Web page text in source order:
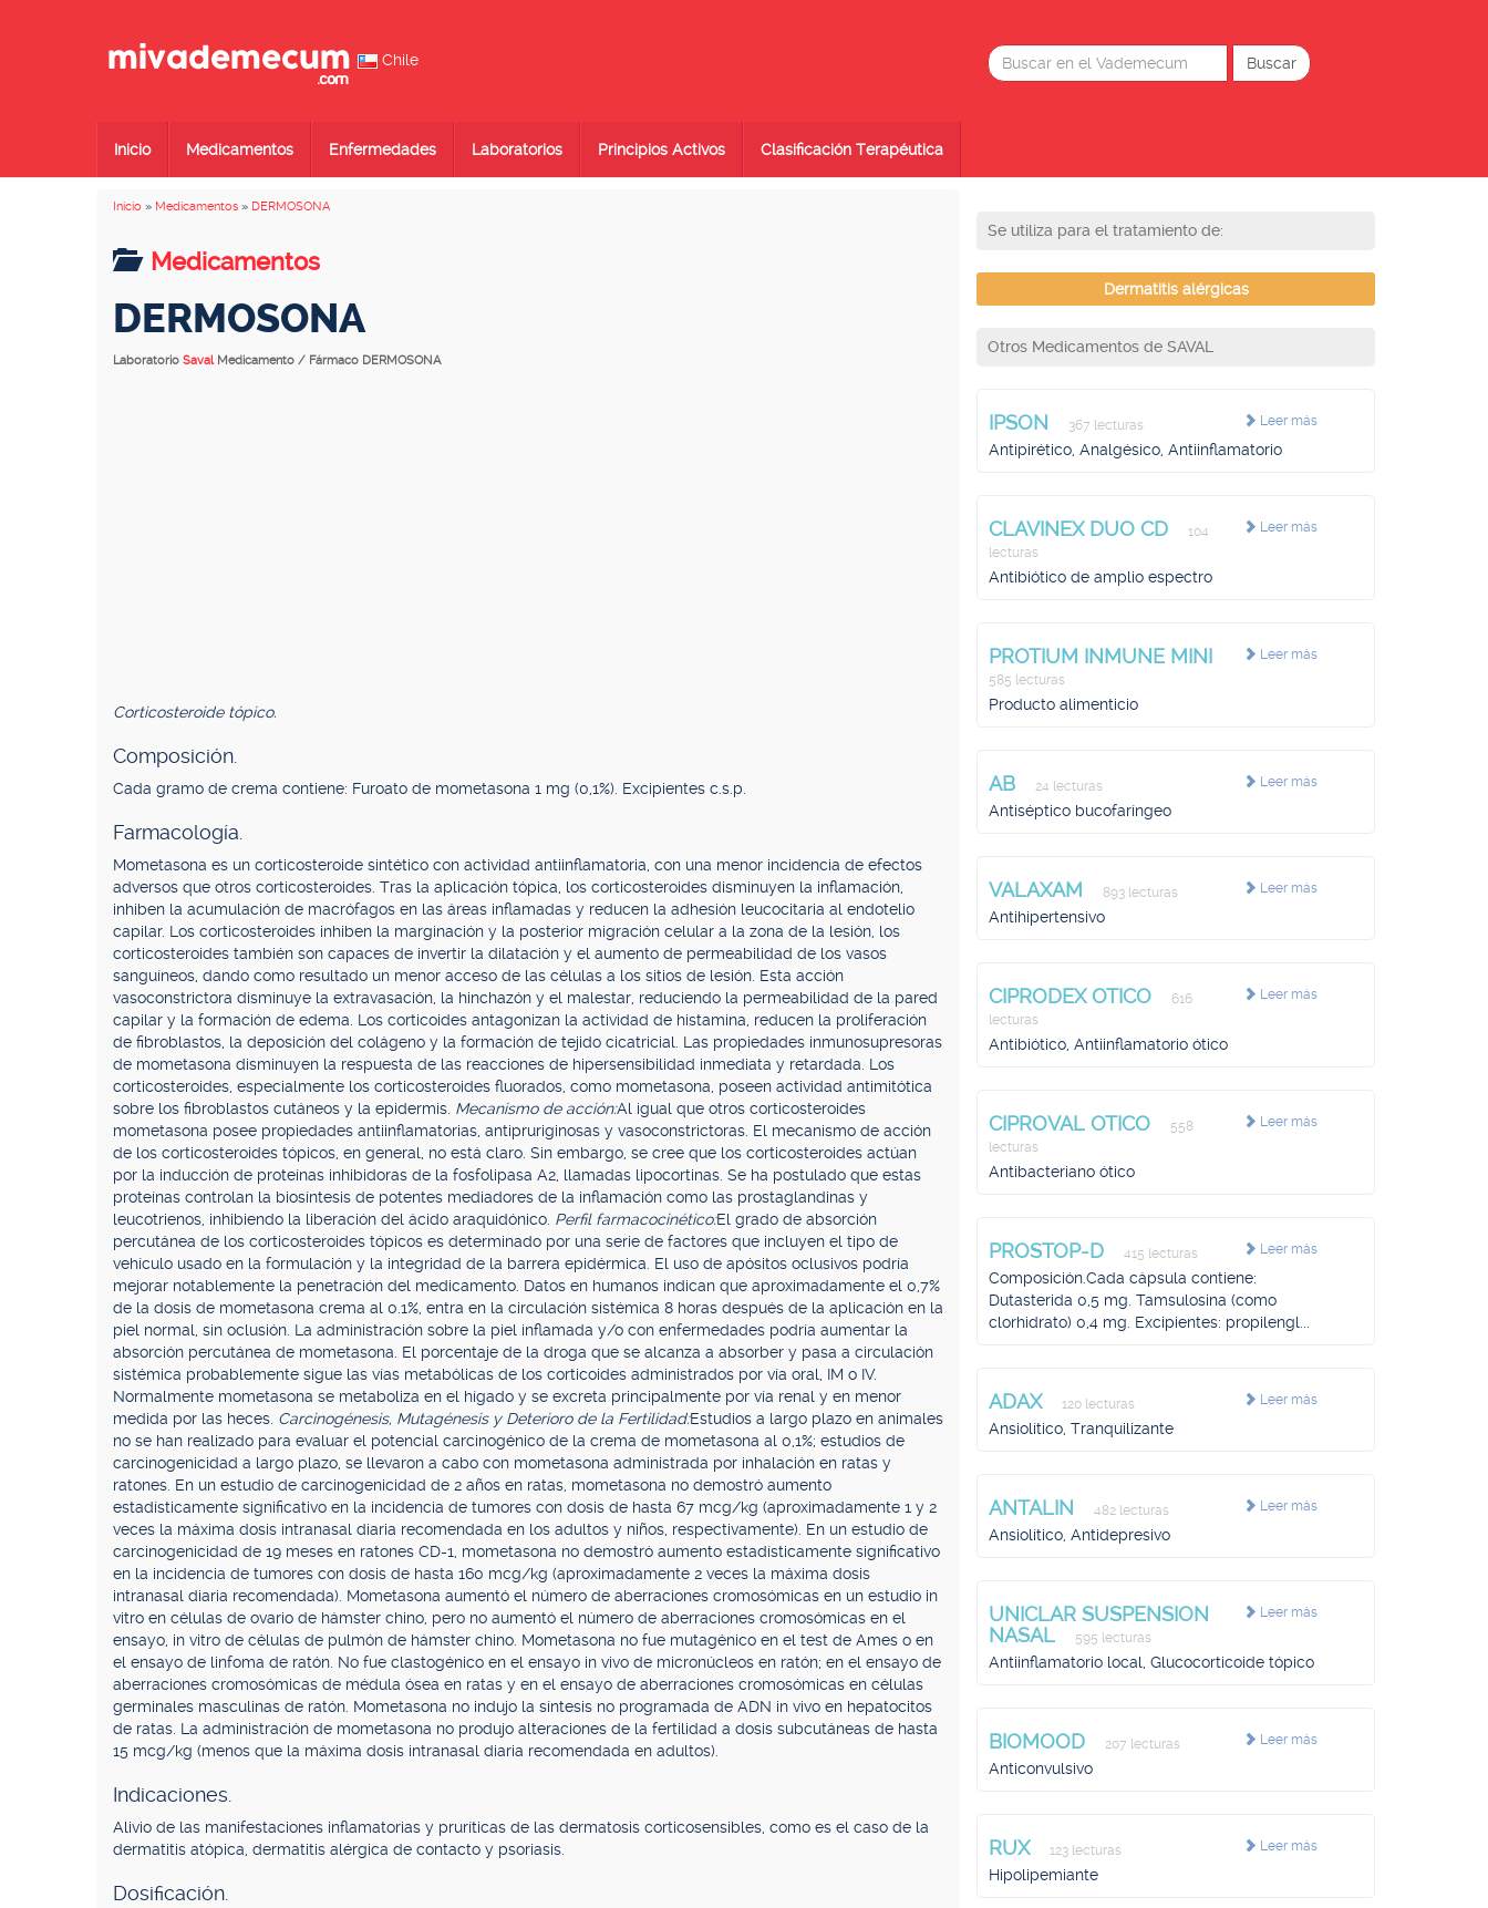
Chile
Inicio Medicamentos Enfermedades Laboratorios Principios Activos Clasificación Terapéutica
Inicio » Medicamentos » DERMOSONA
Medicamentos
DERMOSONA
Laboratorio Saval Medicamento / Fármaco DERMOSONA
Corticosteroide tópico.
Composición.
Cada gramo de crema contiene: Furoato de mometasona 1 mg (0,1%). Excipientes c.s.p.
Farmacología.
Mometasona es un corticosteroide sintético con actividad antiinflamatoria, con una menor incidencia de efectos
adversos que otros corticosteroides. Tras la aplicación tópica, los corticosteroides disminuyen la inflamación,
inhiben la acumulación de macrófagos en las áreas inflamadas y reducen la adhesión leucocitaria al endotelio
capilar. Los corticosteroides inhiben la marginación y la posterior migración celular a la zona de la lesión, los
corticosteroides también son capaces de invertir la dilatación y el aumento de permeabilidad de los vasos
sanguíneos, dando como resultado un menor acceso de las células a los sitios de lesión. Esta acción
vasoconstrictora disminuye la extravasación, la hinchazón y el malestar, reduciendo la permeabilidad de la pared
capilar y la formación de edema. Los corticoides antagonizan la actividad de histamina, reducen la proliferación
de fibroblastos, la deposición del colágeno y la formación de tejido cicatricial. Las propiedades inmunosupresoras
de mometasona disminuyen la respuesta de las reacciones de hipersensibilidad inmediata y retardada. Los
corticosteroides, especialmente los corticosteroides fluorados, como mometasona, poseen actividad antimitótica
sobre los fibroblastos cutáneos y la epidermis. Mecanismo de acción:Al igual que otros corticosteroides
mometasona posee propiedades antiinflamatorias, antipruriginosas y vasoconstrictoras. El mecanismo de acción
de los corticosteroides tópicos, en general, no está claro. Sin embargo, se cree que los corticosteroides actúan
por la inducción de proteínas inhibidoras de la fosfolipasa A2, llamadas lipocortinas. Se ha postulado que estas
proteínas controlan la biosíntesis de potentes mediadores de la inflamación como las prostaglandinas y
leucotrienos, inhibiendo la liberación del ácido araquidónico. Perfil farmacocinético:El grado de absorción
percutánea de los corticosteroides tópicos es determinado por una serie de factores que incluyen el tipo de
vehículo usado en la formulación y la integridad de la barrera epidérmica. El uso de apósitos oclusivos podría
mejorar notablemente la penetración del medicamento. Datos en humanos indican que aproximadamente el 0,7%
de la dosis de mometasona crema al 0.1%, entra en la circulación sistémica 8 horas después de la aplicación en la
piel normal, sin oclusión. La administración sobre la piel inflamada y/o con enfermedades podría aumentar la
absorción percutánea de mometasona. El porcentaje de la droga que se alcanza a absorber y pasa a circulación
sistémica probablemente sigue las vías metabólicas de los corticoides administrados por vía oral, IM o IV.
Normalmente mometasona se metaboliza en el hígado y se excreta principalmente por vía renal y en menor
medida por las heces. Carcinogénesis, Mutagénesis y Deterioro de la Fertilidad:Estudios a largo plazo en animales
no se han realizado para evaluar el potencial carcinogénico de la crema de mometasona al 0,1%; estudios de
carcinogenicidad a largo plazo, se llevaron a cabo con mometasona administrada por inhalación en ratas y
ratones. En un estudio de carcinogenicidad de 2 años en ratas, mometasona no demostró aumento
estadísticamente significativo en la incidencia de tumores con dosis de hasta 67 mcg/kg (aproximadamente 1 y 2
veces la máxima dosis intranasal diaria recomendada en los adultos y niños, respectivamente). En un estudio de
carcinogenicidad de 19 meses en ratones CD-1, mometasona no demostró aumento estadísticamente significativo
en la incidencia de tumores con dosis de hasta 160 mcg/kg (aproximadamente 2 veces la máxima dosis
intranasal diaria recomendada). Mometasona aumentó el número de aberraciones cromosómicas en un estudio in
vitro en células de ovario de hámster chino, pero no aumentó el número de aberraciones cromosómicas en el
ensayo, in vitro de células de pulmón de hámster chino. Mometasona no fue mutagénico en el test de Ames o en
el ensayo de linfoma de ratón. No fue clastogénico en el ensayo in vivo de micronúcleos en ratón; en el ensayo de
aberraciones cromosómicas de médula ósea en ratas y en el ensayo de aberraciones cromosómicas en células
germinales masculinas de ratón. Mometasona no indujo la síntesis no programada de ADN in vivo en hepatocitos
de ratas. La administración de mometasona no produjo alteraciones de la fertilidad a dosis subcutáneas de hasta
15 mcg/kg (menos que la máxima dosis intranasal diaria recomendada en adultos).
Indicaciones.
Alivio de las manifestaciones inflamatorias y pruríticas de las dermatosis corticosensibles, como es el caso de la
dermatitis atópica, dermatitis alérgica de contacto y psoriasis.
Dosificación.
Se utiliza para el tratamiento de:
Dermatitis alérgicas
Otros Medicamentos de SAVAL
Leer más
IPSON 367 lecturas
Antipirético, Analgésico, Antiinflamatorio
Leer más
CLAVINEX DUO CD
104
lecturas
Antibiótico de amplio espectro
Leer más
PROTIUM INMUNE MINI
585 lecturas
Producto alimenticio
Leer más
AB 24 lecturas
Antiséptico bucofaríngeo
Leer más
VALAXAM 893 lecturas
Antihipertensivo
Leer más
CIPRODEX OTICO
616
lecturas
Antibiótico, Antiinflamatorio ótico
Leer más
CIPROVAL OTICO
558
lecturas
Antibacteriano ótico
Leer más
PROSTOP-D 415 lecturas
Composición.Cada cápsula contiene:
Dutasterida 0,5 mg. Tamsulosina (como
clorhidrato) 0,4 mg. Excipientes: propilengl...
Leer más
ADAX 120 lecturas
Ansiolítico, Tranquilizante
Leer más
ANTALIN 482 lecturas
Ansiolítico, Antidepresivo
Leer más
UNICLAR SUSPENSION
NASAL
595 lecturas
Antiinflamatorio local, Glucocorticoide tópico
Leer más
BIOMOOD 207 lecturas
Anticonvulsivo
Leer más
RUX 123 lecturas
Hipolipemiante